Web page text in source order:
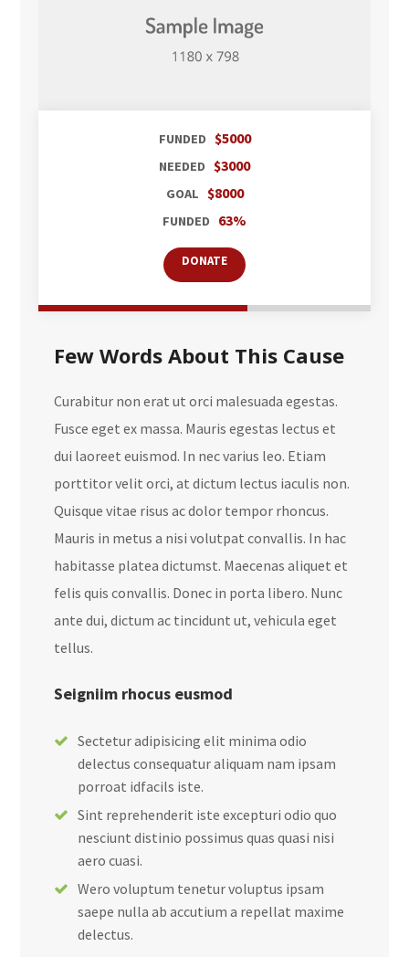
FUNDED $5000
NEEDED $3000
GOAL $8000
FUNDED 63%
DONATE
Few Words About This Cause
Curabitur non erat ut orci malesuada egestas.
Fusce eget ex massa. Mauris egestas lectus et
dui laoreet euismod. In nec varius leo. Etiam
porttitor velit orci, at dictum lectus iaculis non.
Quisque vitae risus ac dolor tempor rhoncus.
Mauris in metus a nisi volutpat convallis. In hac
habitasse platea dictumst. Maecenas aliquet et
felis quis convallis. Donec in porta libero. Nunc
ante dui, dictum ac tincidunt ut, vehicula eget
tellus.
Seigniim rhocus eusmod
Sectetur adipisicing elit minima odio
delectus consequatur aliquam nam ipsam
porroat idfacils iste.
Sint reprehenderit iste excepturi odio quo
nesciunt distinio possimus quas quasi nisi
aero cuasi.
Wero voluptum tenetur voluptus ipsam
saepe nulla ab accutium a repellat maxime
delectus.